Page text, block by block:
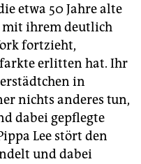
etwa 50 Jahre alte
mit ihrem deutlich
fortzieht,
erlitten hat. Ihr
in
nichts anderes tun,
dabei gepflegte
Lee stört den
und dabei